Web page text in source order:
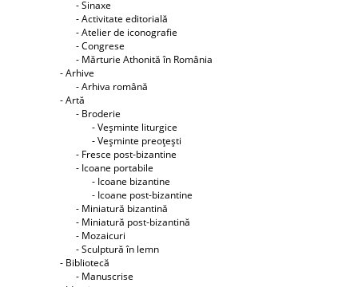
- Sinaxe
- Activitate editorială
- Atelier de iconografie
- Congrese
- Mărturie Athonită în România
- Arhive
- Arhiva română
- Artă
- Broderie
- Veşminte liturgice
- Veşminte preoţeşti
- Fresce post-bizantine
- Icoane portabile
- Icoane bizantine
- Icoane post-bizantine
- Miniatură bizantină
- Miniatură post-bizantină
- Mozaicuri
- Sculptură în lemn
- Bibliotecă
- Manuscrise